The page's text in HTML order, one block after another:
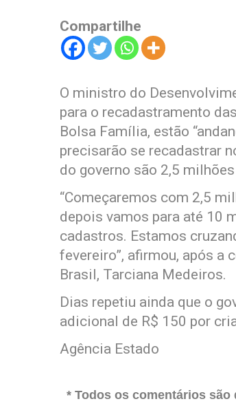
Compartilhe
O ministro do
para o recadastramento
Bolsa Família, estão
precisarão se recadastrar
do governo são 2,5
“Começaremos com 2,5
depois vamos para até 10
cadastros. Estamos
fevereiro”, afirmou, após a
Brasil, Tarciana Medeiros.
Dias repetiu ainda que o
adicional de R$ 150 por
Agência Estado
* Todos os comentários